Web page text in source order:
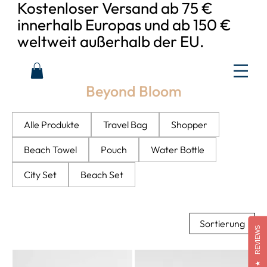
Kostenloser Versand ab 75 €
innerhalb Europas und ab 150 €
weltweit außerhalb der EU.
Beyond Bloom
Alle Produkte Travel Bag Shopper
Beach Towel Pouch Water Bottle
City Set Beach Set
Sortierung
★
REVIEWS